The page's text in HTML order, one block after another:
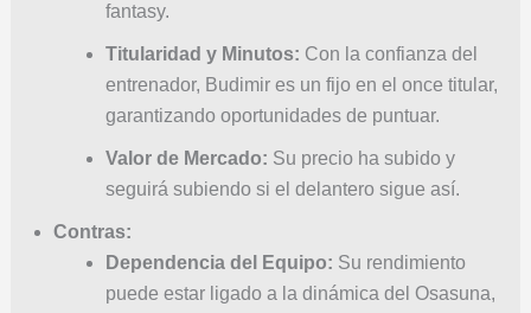
fantasy.
Titularidad y Minutos: Con la confianza del
entrenador, Budimir es un fijo en el once titular,
garantizando oportunidades de puntuar.
Valor de Mercado: Su precio ha subido y
seguirá subiendo si el delantero sigue así.
Contras:
Dependencia del Equipo: Su rendimiento
puede estar ligado a la dinámica del Osasuna,